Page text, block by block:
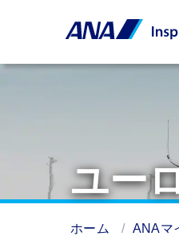
ユー
ホーム ANAマ